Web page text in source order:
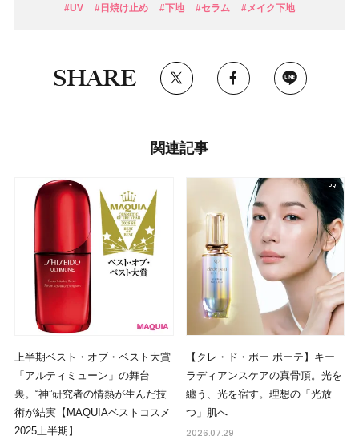
#UV
#日焼け止め #下地 #セラム #メイク下地
SHARE
関連記事
上半期ベスト・オブ・ベスト大賞
「アルティミューン」の舞台
裏。“神”研究者の情熱が生んだ技
術が結実【MAQUIAベストコスメ
2025上半期】
【クレ・ド・ポー ボーテ】キー
ラディアンスケアの真骨頂。光を
纏う、光を宿す。理想の「光放
つ」肌へ
2026.07.29